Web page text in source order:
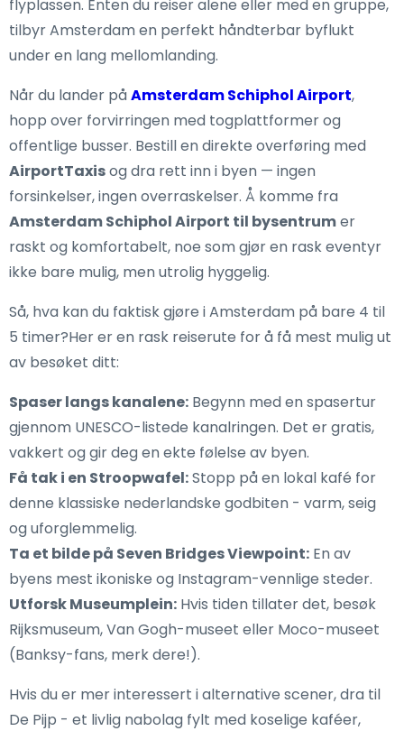
flyplassen. Enten du reiser alene eller med en gruppe,
tilbyr Amsterdam en perfekt håndterbar byflukt
under en lang mellomlanding.
Når du lander påAmsterdam Schiphol Airport,
hopp over forvirringen med togplattformer og
offentlige busser. Bestill en direkte overføring med
AirportTaxisog dra rett inn i byen — ingen
forsinkelser, ingen overraskelser. Å komme fra
Amsterdam Schiphol Airport til bysentrumer
raskt og komfortabelt, noe som gjør en rask eventyr
ikke bare mulig, men utrolig hyggelig.
Så, hva kan du faktisk gjøre i Amsterdam på bare 4 til
5 timer?Her er en rask reiserute for å få mest mulig ut
av besøket ditt:
Spaser langs kanalene: Begynn med en spasertur
gjennom UNESCO-listede kanalringen. Det er gratis,
vakkert og gir deg en ekte følelse av byen.
Få tak i en Stroopwafel:Stopp på en lokal kafé for
denne klassiske nederlandske godbiten - varm, seig
og uforglemmelig.
Ta et bilde på Seven Bridges Viewpoint: En av
byens mest ikoniske og Instagram-vennlige steder.
Utforsk Museumplein: Hvis tiden tillater det, besøk
Rijksmuseum, Van Gogh-museet eller Moco-museet
(Banksy-fans, merk dere!).
Hvis du er mer interessert i alternative scener, dra til
De Pijp - et livlig nabolag fylt med koselige kaféer,